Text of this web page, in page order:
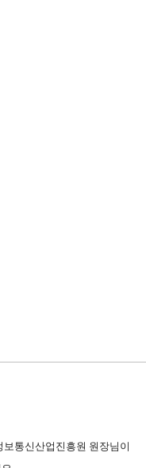
통신산업진흥원 원장님이